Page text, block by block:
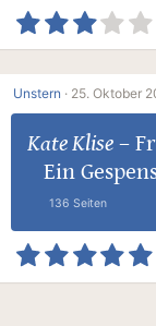
Unstern · 25. Oktober
Kate Klise–
Ein
136 Seiten